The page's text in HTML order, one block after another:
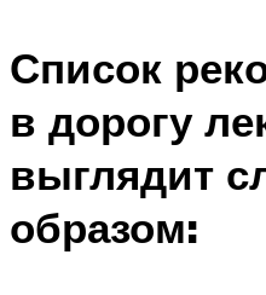
Список
в дорогу
выглядит
образом: